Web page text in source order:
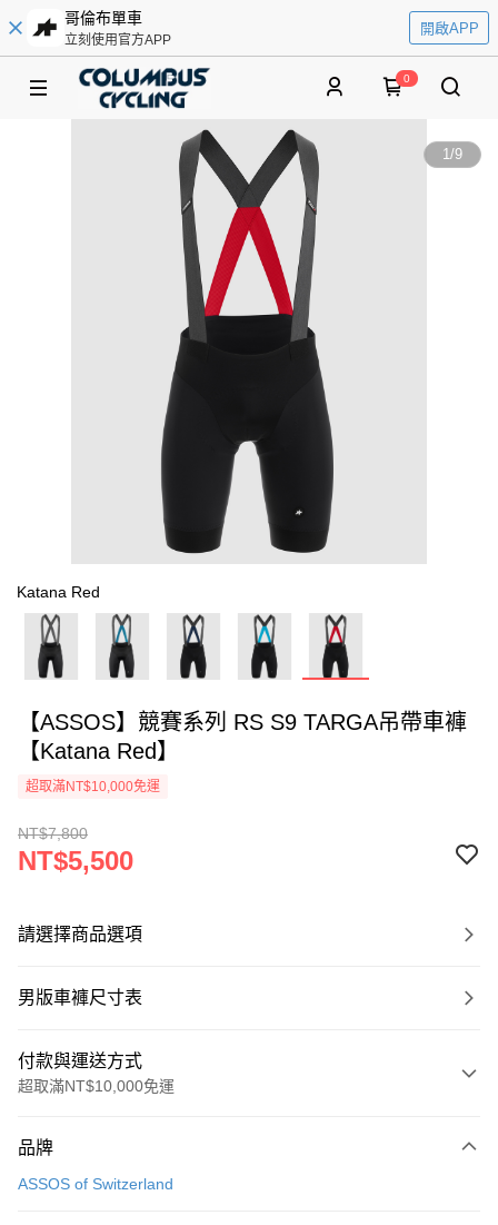
哥倫布單車
立刻使用官方APP
開啟APP
0
1/9
Katana Red
【ASSOS】競賽系列 RS S9 TARGA吊帶車褲
【Katana Red】
超取滿NT$10,000免運
NT$7,800
NT$5,500
請選擇商品選項
男版車褲尺寸表
付款與運送方式
超取滿NT$10,000免運
信用卡一次付款
品牌
ASSOS of Switzerland